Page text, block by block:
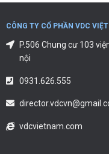
CÔNG TY CỔ PHẦN VDC
P.506 Chung cư 103
nội
0931.626.555
vdcvietnam.com